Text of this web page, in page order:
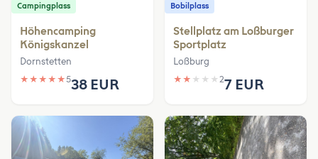
Campingplass
Höhencamping
Königskanzel
Dornstetten
★ ★ ★ ★ ★538 EUR
Bobilplass
Stellplatz am Loßburger
Sportplatz
Loßburg
★ ★ ★ ★ ★ 27 EUR